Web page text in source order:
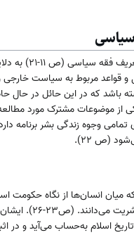
نویسندگان پس از
۱) مادامی که مسئله اصول و قواعد
از موضوعات مشترک مورد
دین اسلام برای تمامی وجوه زندگی‌
(ص ۲۲).
میان انسان‌ها از نگاه حکومت
تشکیل‌دهنده این
اسلام به‌حساب می‌آید و در